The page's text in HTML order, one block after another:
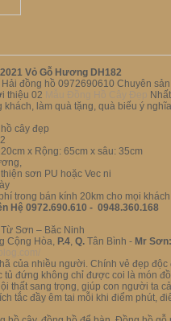
Vỏ Gỗ Hương DH182
đồng hồ 0972690610 Chuyên
thiệu 02
làm quà tặng, quà biếu ý
cây đẹp
x Rộng: 65cm x sâu: 35cm
sơn PU hoặc Vec ni
trong bán kính 20km cho mọi
Hệ 0972.690.610 - 0948.360.168
Sơn – Băc Ninh
Cộng Hòa, P.4, Q. Tân Bình - Mr Sơn:
của nhiều người. Chính vẻ đẹp
đứng không chỉ được coi là món
thất sang trọng, giúp con người ta
tắc đầy êm tai mỗi khi điểm phút,